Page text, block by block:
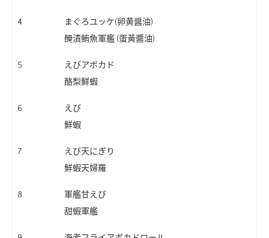
4
まぐろユッケ(卵黄醤油)
醃漬鮪魚軍艦 (蛋黃醬油)
5
えびアボカド
酪梨鮮蝦
6
えび
鮮蝦
7
えび天にぎり
鮮蝦天婦羅
8
軍艦甘えび
甜蝦軍艦